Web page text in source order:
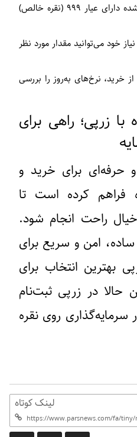
معمولاً نقره آب‌ شده دارای عیار ۹۹۹ (نقره خالص)
خود می‌توانید مقدار مورد نظر
خرید، نرخ‌های به‌روز را بررسی
زرپی؛ راهی برای
حرفه‌ای برای خرید و
کرده است تا
راحت انجام شود.
امن و سریع برای
بهترین انتخاب برای
در زرپی ثبت‌نام
سرمایه‌گذاری روی نقره
لینک کوتاه